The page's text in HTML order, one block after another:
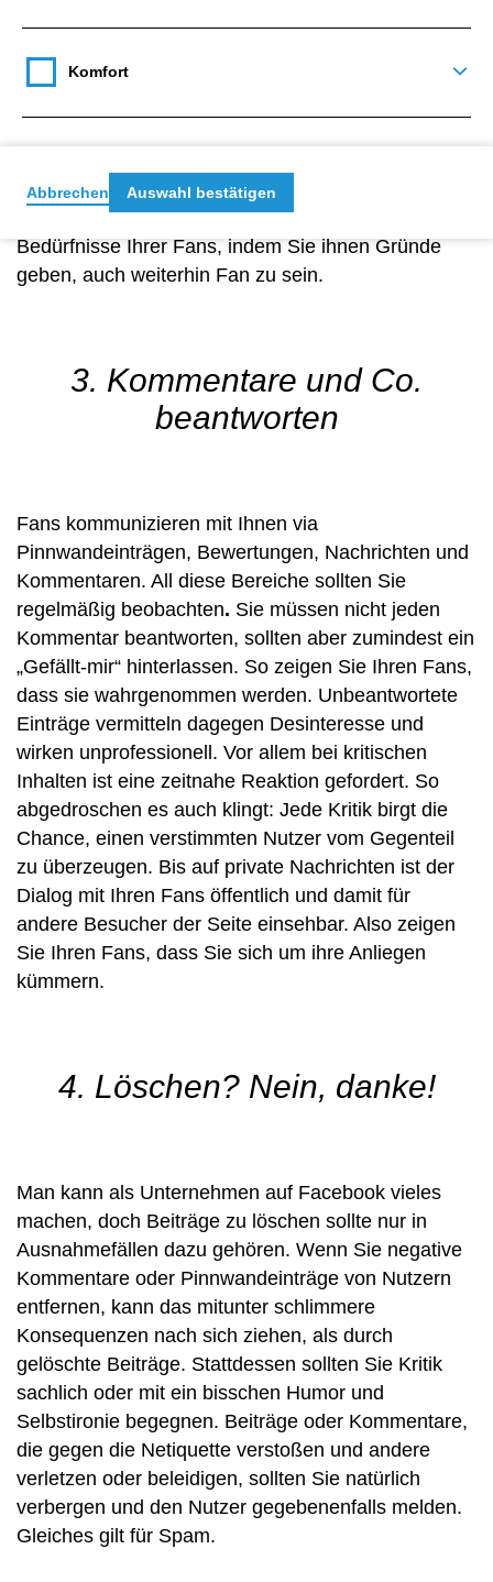
es! Vergessen Sie nicht: Nutzer folgen Ihrer Seite,
investieren. Sie haben ihre Aufmerksamkeit – jetzt
müssen Sie auch liefern! Befriedigen Sie die
Bedürfnisse Ihrer Fans, indem Sie ihnen Gründe
geben, auch weiterhin Fan zu sein.
3. Kommentare und Co.
beantworten
Fans kommunizieren mit Ihnen via
Pinnwandeinträgen, Bewertungen, Nachrichten und
Kommentaren. All diese Bereiche sollten Sie
regelmäßig beobachten. Sie müssen nicht jeden
Kommentar beantworten, sollten aber zumindest ein
„Gefällt-mir“ hinterlassen. So zeigen Sie Ihren Fans,
dass sie wahrgenommen werden. Unbeantwortete
Einträge vermitteln dagegen Desinteresse und
wirken unprofessionell. Vor allem bei kritischen
Inhalten ist eine zeitnahe Reaktion gefordert. So
abgedroschen es auch klingt: Jede Kritik birgt die
Chance, einen verstimmten Nutzer vom Gegenteil
zu überzeugen. Bis auf private Nachrichten ist der
Dialog mit Ihren Fans öffentlich und damit für
andere Besucher der Seite einsehbar. Also zeigen
Sie Ihren Fans, dass Sie sich um ihre Anliegen
kümmern.
4. Löschen? Nein, danke!
Man kann als Unternehmen auf Facebook vieles
machen, doch Beiträge zu löschen sollte nur in
Ausnahmefällen dazu gehören. Wenn Sie negative
Kommentare oder Pinnwandeinträge von Nutzern
entfernen, kann das mitunter schlimmere
Konsequenzen nach sich ziehen, als durch
gelöschte Beiträge. Stattdessen sollten Sie Kritik
sachlich oder mit ein bisschen Humor und
Selbstironie begegnen. Beiträge oder Kommentare,
die gegen die Netiquette verstoßen und andere
verletzen oder beleidigen, sollten Sie natürlich
verbergen und den Nutzer gegebenenfalls melden.
Gleiches gilt für Spam.
Komfort
Abbrechen Auswahl bestätigen